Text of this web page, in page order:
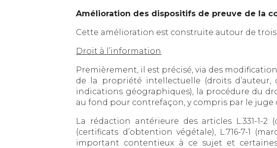
Amélioration des dispositifs de preuve de la
Cette amélioration est construite autour de trois
Droit à l’information
Premièrement, il est précisé, via des
de la propriété intellectuelle (droits d’auteur,
indications géographiques), la procédure du
au fond pour contrefaçon, y compris par le juge
La rédaction antérieure des articles L.331-1-2
(certificats d’obtention végétale), L.716-7-1
important contentieux à ce sujet et